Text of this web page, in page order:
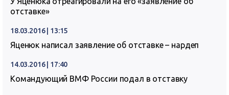
отставке»
18.03.2016 | 13:15
Яценюк написал заявление об отставке – нардеп
14.03.2016 | 17:40
Командующий ВМФ России подал в отставку